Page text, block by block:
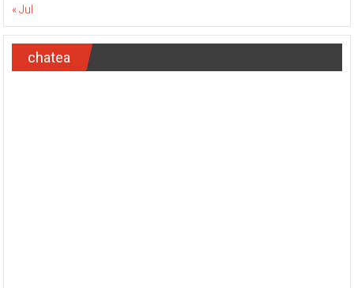
« Jul
chatea